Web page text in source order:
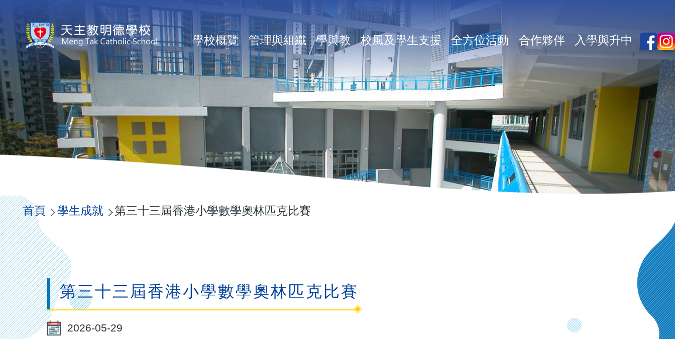
Main
navigation
學校概覽 管理與組織 學與教 校風及學生支援 全方位活動 合作夥伴 入學與升中
導
航
連
結
首頁 學生成就 第三十三屆香港小學數學奧林匹克比賽
第三十三屆香港小學數學奧林匹克比賽
2026-05-29